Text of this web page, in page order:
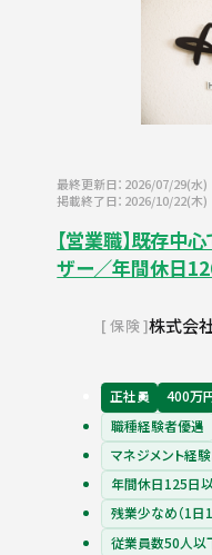
最終更新日：2026/07/29(水)
掲載終了日：2026/10/22(木)
【営業職】既存中
ザー／年間休日
保険 株式会
正社員 400万
職種経験者優遇
マネジメント経
年間休日125日
残業少なめ（1日
従業員数50人以